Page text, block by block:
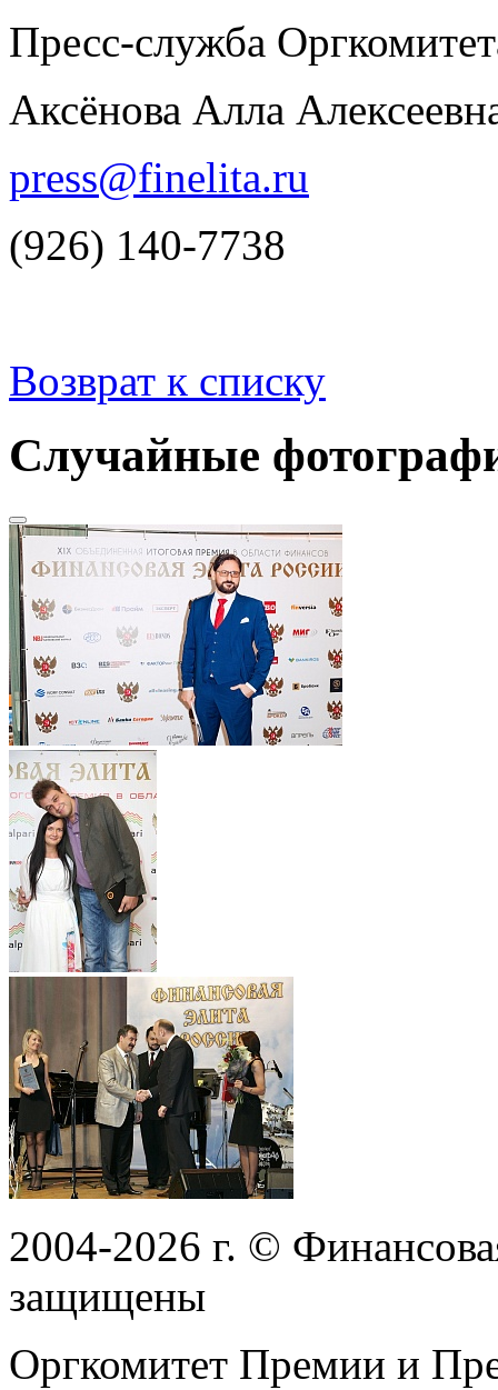
Пресс-служба
Аксёнова Алла
press@finelita.ru
(926) 140-7738
Возврат к списку
Случайные
2004-2026 г. ©
защищены
Оргкомитет Премии и